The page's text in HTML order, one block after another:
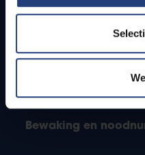
Studenten
PhD-studenten
Leerkrachten en
Bewaking en